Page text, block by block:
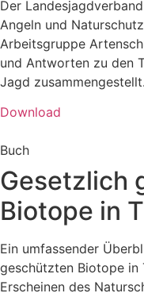
Der
Angeln und
Arbeitsgruppe
und Antworten zu den
Jagd zusammengestellt.
Download
Buch
Gesetzlich
Biotope in
Ein umfassender
geschützten Biotope in
Erscheinen des